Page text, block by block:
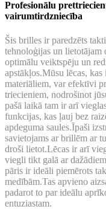
Profesionālu
vairumtirdzniecība
Šis brilles ir paredzēts
tehnoloģijas un lietotājam
optimālu veiktspēju un
apstākļos.Mūsu lēcas,
materiāliem, var efektīvi
triecieniem, nodrošinot
pašā laikā tam ir arī
funkcijas, kas ļauj bez
apdeguma saules.Īpaši
savietojams ar brillēm ar
droši lietot.Lēcas ir arī
viegli tikt galā ar
pāris ir ideāli piemērots
medībām.Tas apvieno
padarot to par ideālu
entuziastam.